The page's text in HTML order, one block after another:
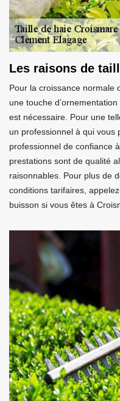
Les raisons de
Pour la croissance normale
une touche
est nécessaire. Pour une
un professionnel à qui vous
professionnel de confiance
prestations sont de qualité
raisonnables. Pour plus de
conditions tarifaires,
buisson si vous êtes à